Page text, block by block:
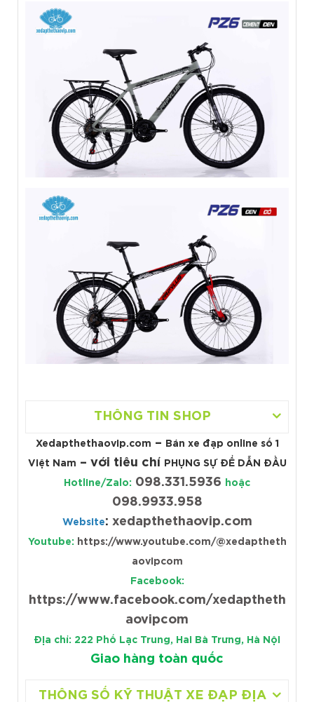
THÔNG TIN SHOP
Xedapthethaovip.com – Bán xe đạp online số 1
Việt Nam – với tiêu chí PHỤNG SỰ ĐỂ DẪN ĐẦU
Hotline/Zalo: 098.331.5936 hoặc
098.9933.958
Website: xedapthethaovip.com
Youtube: https://www.youtube.com/@xedaptheth
aovipcom
Facebook:
https://www.facebook.com/xedaptheth
aovipcom
Địa chỉ: 222 Phố Lạc Trung, Hai Bà Trưng, Hà Nội
Giao hàng toàn quốc
THÔNG SỐ KỸ THUẬT XE ĐẠP ĐỊA